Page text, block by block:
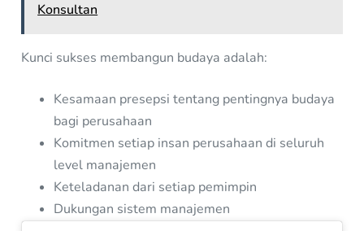
Konsultan
Kunci sukses membangun budaya adalah:
Kesamaan presepsi tentang pentingnya budaya
bagi perusahaan
Komitmen setiap insan perusahaan di seluruh
level manajemen
Keteladanan dari setiap pemimpin
Dukungan sistem manajemen